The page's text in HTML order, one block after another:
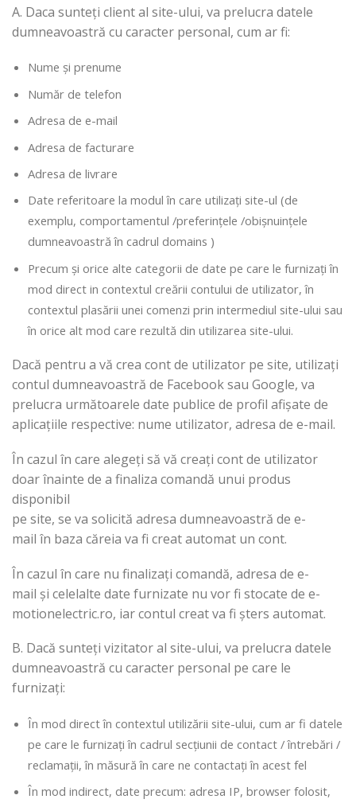
A. Daca sunteți client al site-ului, va prelucra datele
dumneavoastră cu caracter personal, cum ar fi:
Nume și prenume
Număr de telefon
Adresa de e-mail
Adresa de facturare
Adresa de livrare
Date referitoare la modul în care utilizați site-ul (de
exemplu, comportamentul /preferințele /obișnuințele
dumneavoastră în cadrul domains )
Precum și orice alte categorii de date pe care le furnizați în
mod direct in contextul creării contului de utilizator, în
contextul plasării unei comenzi prin intermediul site-ului sau
în orice alt mod care rezultă din utilizarea site-ului.
Dacă pentru a vă crea cont de utilizator pe site, utilizați
contul dumneavoastră de Facebook sau Google, va
prelucra următoarele date publice de profil afișate de
aplicațiile respective: nume utilizator, adresa de e-mail.
În cazul în care alegeți să vă creați cont de utilizator
doar înainte de a finaliza comandă unui produs
disponibil
pe site, se va solicită adresa dumneavoastră de e-
mail în baza căreia va fi creat automat un cont.
În cazul în care nu finalizați comandă, adresa de e-
mail și celelalte date furnizate nu vor fi stocate de e-
motionelectric.ro, iar contul creat va fi șters automat.
B. Dacă sunteți vizitator al site-ului, va prelucra datele
dumneavoastră cu caracter personal pe care le
furnizați:
În mod direct în contextul utilizării site-ului, cum ar fi datele
pe care le furnizați în cadrul secțiunii de contact / întrebări /
reclamații, în măsură în care ne contactați în acest fel
În mod indirect, date precum: adresa IP, browser folosit,